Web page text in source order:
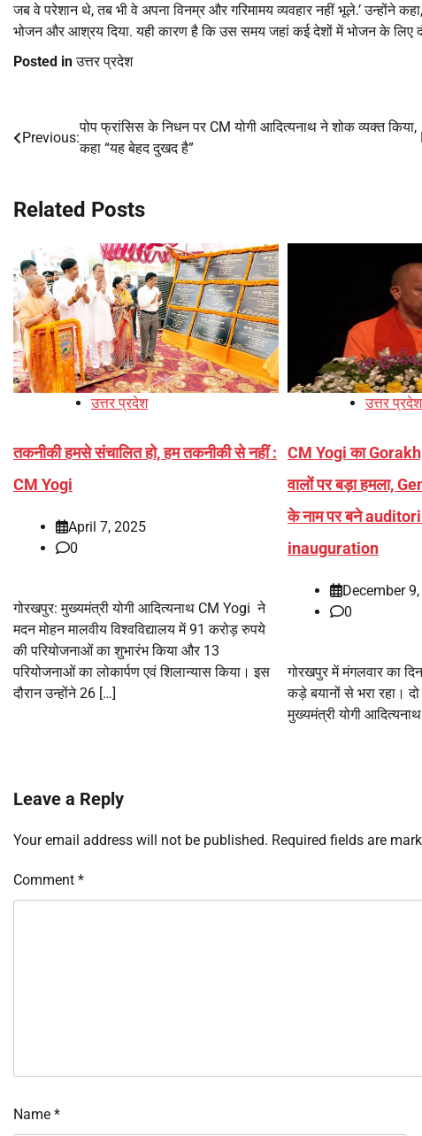
जब वे परेशान थे, तब भी वे अपना विनम्र और गरिमामय व्यवहार नहीं भूले.’ उन्होंने
भोजन और आश्रय दिया. यही कारण है कि उस समय जहां कई देशों में भोजन के लिए
Posted inउत्तर प्रदेश
Post
Previous:
पोप फ्रांसिस के निधन पर CM योगी आदित्यनाथ ने शोक व्यक्त किया,
कहा “यह बेहद दुखद है”
Related Posts
उत्तर प्रदेश
तकनीकी हमसे संचालित हो, हम तकनीकी से नहीं :
CM Yogi
April 7, 2025
0
गोरखपुर: मुख्यमंत्री योगी आदित्यनाथ CM Yogi ने
मदन मोहन मालवीय विश्वविद्यालय में 91 करोड़ रुपये
की परियोजनाओं का शुभारंभ किया और 13
परियोजनाओं का लोकार्पण एवं शिलान्यास किया। इस
दौरान उन्होंने 26 […]
उत्तर प्रदेश
CM Yogi का
वालों पर बड़ा हमला,
के नाम पर बने
inauguration
December
0
गोरखपुर में मंगलवार का
कड़े बयानों से भरा रहा।
मुख्यमंत्री योगी
Leave a Reply
Your email address will not be published. Required fields are
Comment *
Name *